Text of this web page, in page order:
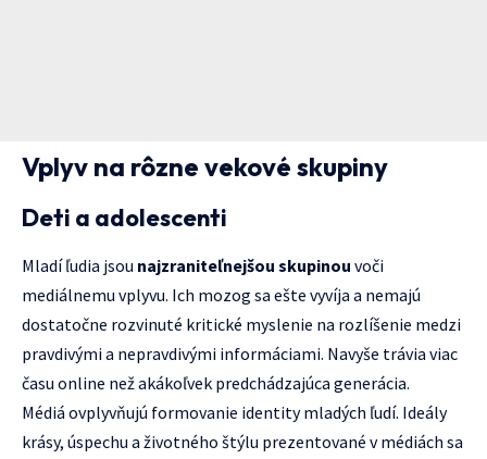
Vplyv na rôzne vekové skupiny
Deti a adolescenti
Mladí ľudia jsou najzraniteľnejšou skupinou voči
mediálnemu vplyvu. Ich mozog sa ešte vyvíja a nemajú
dostatočne rozvinuté kritické myslenie na rozlíšenie medzi
pravdivými a nepravdivými informáciami. Navyše trávia viac
času online než akákoľvek predchádzajúca generácia.
Médiá ovplyvňujú formovanie identity mladých ľudí. Ideály
krásy, úspechu a životného štýlu prezentované v médiách sa